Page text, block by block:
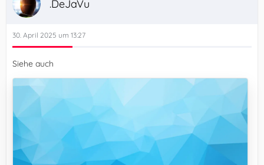
.DeJaVu
30. April 2025 um 13:27
Siehe auch